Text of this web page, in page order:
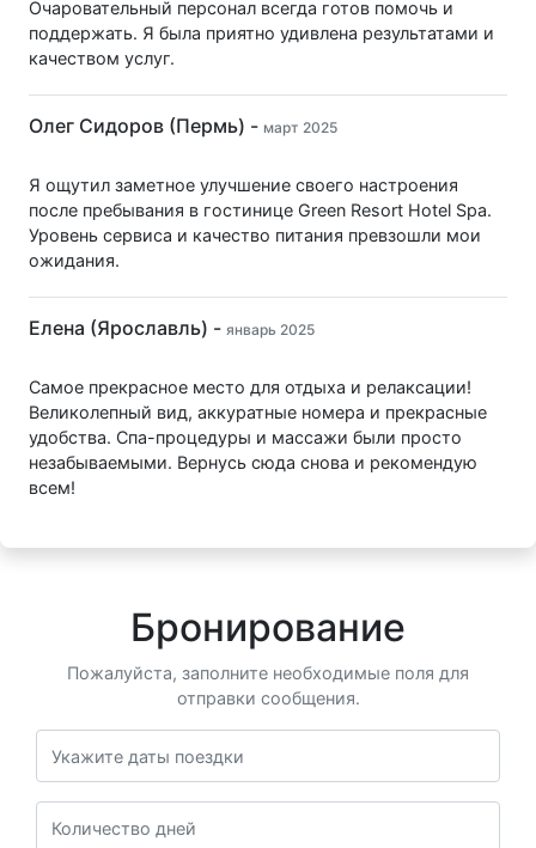
Очаровательный персонал всегда готов помочь и
поддержать. Я была приятно удивлена результатами и
качеством услуг.
Олег Сидоров (Пермь) - март 2025
Я ощутил заметное улучшение своего настроения
после пребывания в гостинице Green Resort Hotel Spa.
Уровень сервиса и качество питания превзошли мои
ожидания.
Елена (Ярославль) - январь 2025
Самое прекрасное место для отдыха и релаксации!
Великолепный вид, аккуратные номера и прекрасные
удобства. Спа-процедуры и массажи были просто
незабываемыми. Вернусь сюда снова и рекомендую
всем!
Бронирование
Пожалуйста, заполните необходимые поля для
отправки сообщения.